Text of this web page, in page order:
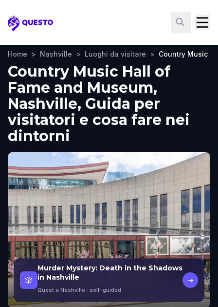
Questo
Home > Nashville > Luoghi da visitare > Country Music
Country Music Hall of
Fame and Museum,
Nashville, Guida per
visitatori e cosa fare nei
dintorni
🎲
Murder Mystery: Death in the Shadows
in Nashville
Quest a Nashville · self-guided
→